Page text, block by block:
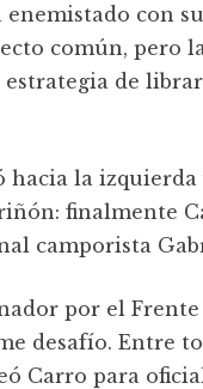
enemistado con
común, pero
de
la izquierda
finalmente
camporista
por el
desafío. Entre
Carro para